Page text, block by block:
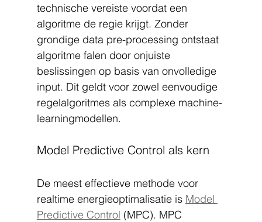
technische vereiste voordat een
algoritme de regie krijgt. Zonder
grondige data pre-processing ontstaat
algoritme falen door onjuiste
beslissingen op basis van onvolledige
input. Dit geldt voor zowel eenvoudige
regelalgoritmes als complexe machine-
learningmodellen.
Model Predictive Control als kern
De meest effectieve methode voor
realtime energieoptimalisatie is Model
Predictive Control (MPC). MPC